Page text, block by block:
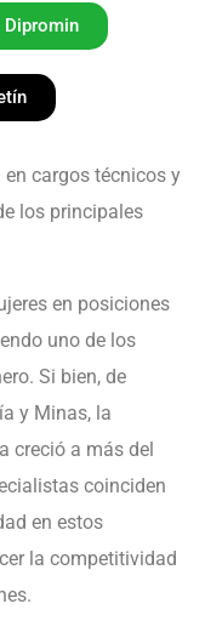
Dipromin
en cargos técnicos y
los principales
en posiciones
uno de los
Si bien, de
y Minas, la
creció a más del
coinciden
en estos
la competitividad